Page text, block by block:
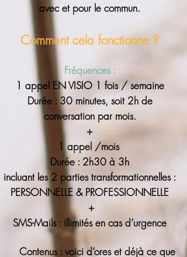
avec et pour le commun.
Comment cela fonctionne ?
Fréquences :
1 appel EN VISIO 1 fois / semaine
Durée : 30 minutes, soit 2h de
conversation par mois.
+
1 appel /mois
Durée : 2h30 à 3h
incluant les 2 parties transformationnelles :
PERSONNELLE & PROFESSIONNELLE
+
SMS-Mails : illimités en cas d’urgence
Contenus : voici d’ores et déjà ce que